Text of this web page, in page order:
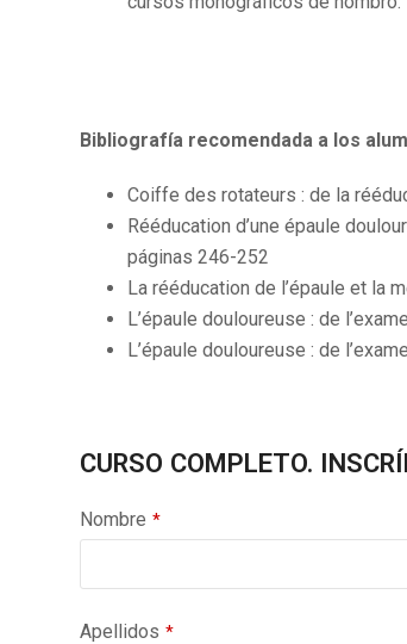
Bibliografía recomendada a los
Coiffe des rotateurs : de la
Rééducation d’une épaule
páginas 246-252
La rééducation de l’épaule et la
L’épaule douloureuse : de
L’épaule douloureuse : de
CURSO COMPLETO.
Nombre *
Apellidos *